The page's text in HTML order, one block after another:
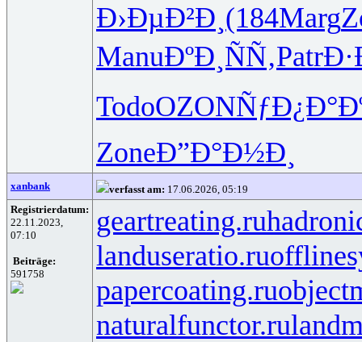
Ð›ÐµÐ²Ð¸ (184Marg
ManuÐºÐ¸ÑÑ‚Patr
TodoOZON
ZoneÐ”Ð°Ð½Ð¸
xanbank verfasst am: 17.06.2026, 05:19
Registrierdatum:
22.11.2023,
07:10
Beiträge:
591758
geartreating.ru
landuseratio.ru
papercoating.ru
naturalfunctor.ru